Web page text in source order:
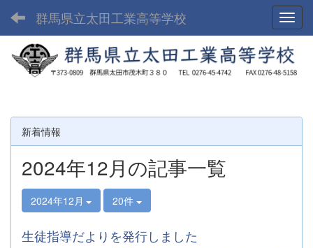
群馬県立太田工業高等学校
新着情報
2024年12月の記事一覧
2024年12月 20件
生徒指導だよりを発行しました